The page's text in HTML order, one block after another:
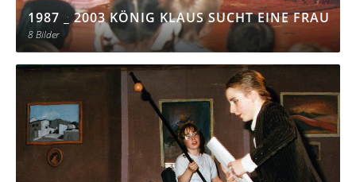
1987 _ 2003 KÖNIG KLAUS SUCHT EINE FRAU
8 Bilder